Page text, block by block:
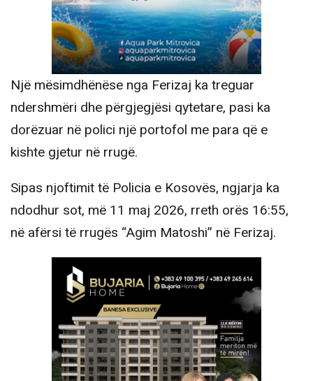
Një mësimdhënëse nga Ferizaj ka treguar
ndershmëri dhe përgjegjësi qytetare, pasi ka
dorëzuar në polici një portofol me para që e
kishte gjetur në rrugë.
Sipas njoftimit të Policia e Kosovës, ngjarja ka
ndodhur sot, më 11 maj 2026, rreth orës 16:55,
në afërsi të rrugës “Agim Matoshi” në Ferizaj.